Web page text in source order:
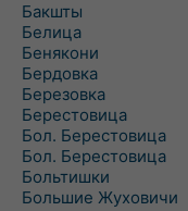
Бакшты
Белица
Бенякони
Бердовка
Березовка
Берестовица
Бол. Берестовица
Бол. Берестовица
Больтишки
Большие Жуховичи